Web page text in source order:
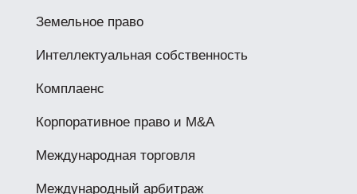
Земельное право
Интеллектуальная собственность
Комплаенс
Корпоративное право и M&A
Международная торговля
Международный арбитраж